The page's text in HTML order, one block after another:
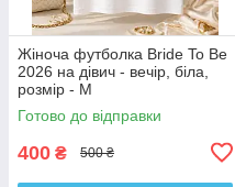
Жіноча футболка Bride To Be
2026 на дівич - вечір, біла,
розмір - M
Готово до відправки
400 ₴ 500 ₴